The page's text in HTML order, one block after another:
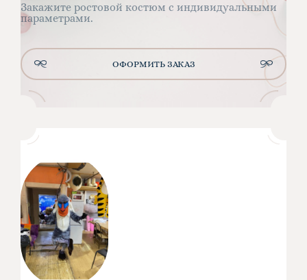
Закажите ростовой костюм с индивидуальными
параметрами.
ОФОРМИТЬ ЗАКАЗ